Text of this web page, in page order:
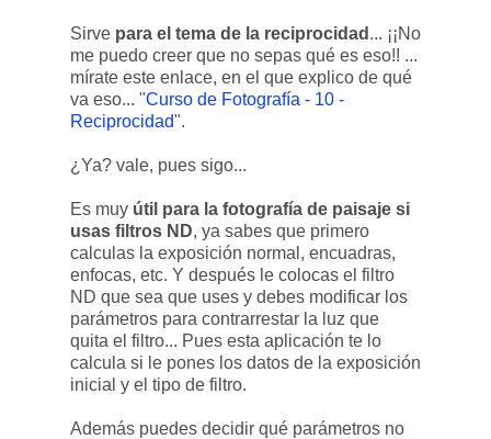
Sirve para el tema de la reciprocidad ... ¡¡No
me puedo creer que no sepas qué es eso!! ...
mírate este enlace, en el que explico de qué
va eso... "Curso de Fotografía - 10 -
Reciprocidad".
¿Ya? vale, pues sigo...
Es muy útil para la fotografía de paisaje si
usas filtros ND, ya sabes que primero
calculas la exposición normal, encuadras,
enfocas, etc. Y después le colocas el filtro
ND que sea que uses y debes modificar los
parámetros para contrarrestar la luz que
quita el filtro... Pues esta aplicación te lo
calcula si le pones los datos de la exposición
inicial y el tipo de filtro.
Además puedes decidir qué parámetros no